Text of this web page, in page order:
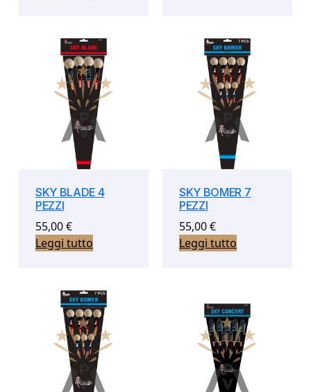
SKY BLADE 4
PEZZI
55,00€
Leggi tutto
SKY BOMER 7
PEZZI
55,00€
Leggi tutto